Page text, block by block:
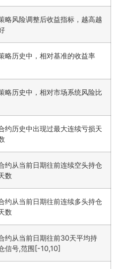
略风险调整后收益指标，越高越
略历史中，相对基准的收益率
略历史中，相对市场系统风险比
约历史中出现过最大连续亏损天
约从当前日期往前连续空头持仓
数
约从当前日期往前连续多头持仓
数
约从当前日期往前30天平均持
信号,范围[-10,10]